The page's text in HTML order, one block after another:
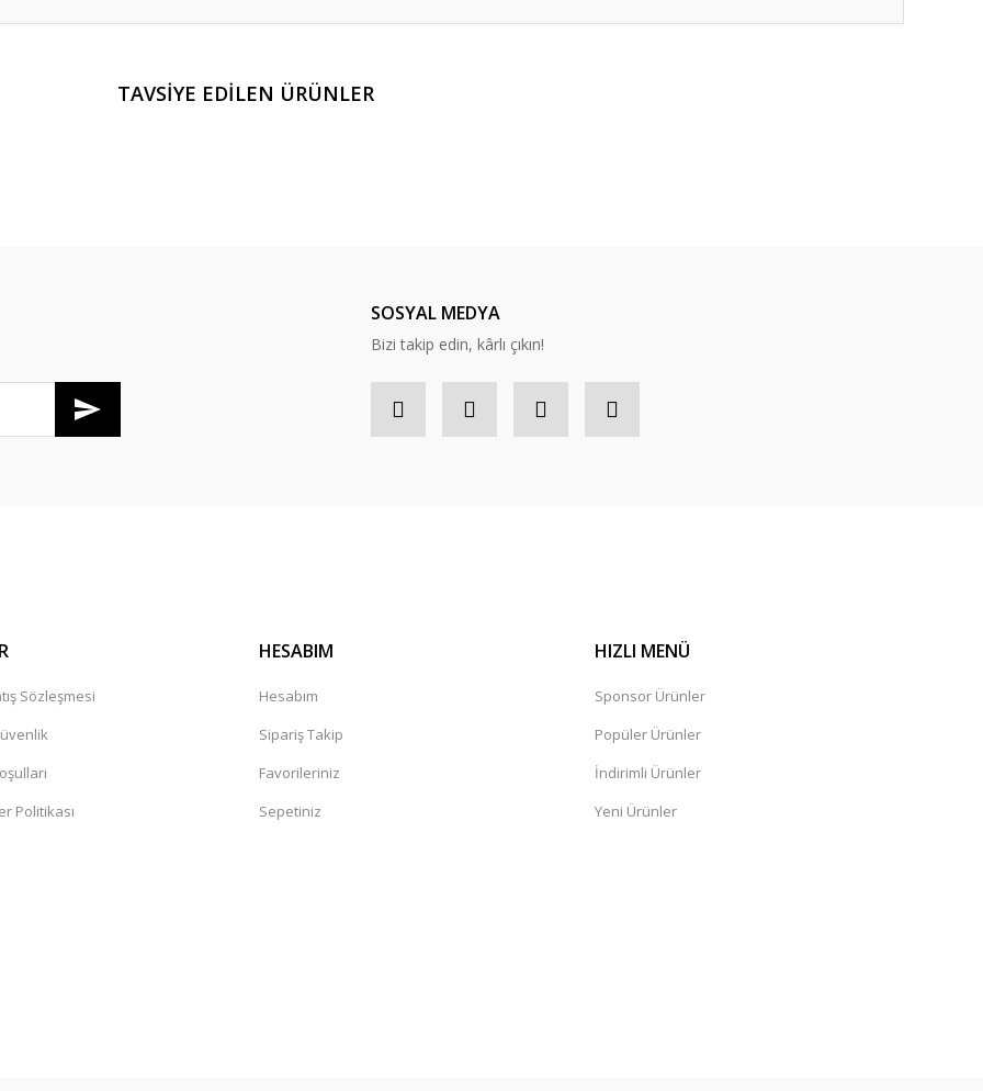
TAVSİYE EDİLEN ÜRÜNLER
SOSYAL MEDYA
Bizi takip edin, kârlı çıkın!
Sözleşmesi
Politikası
HESABIM
Hesabım
Sipariş Takip
Favorileriniz
Sepetiniz
HIZLI MENÜ
Sponsor Ürünler
Popüler Ürünler
İndirimli Ürünler
Yeni Ürünler